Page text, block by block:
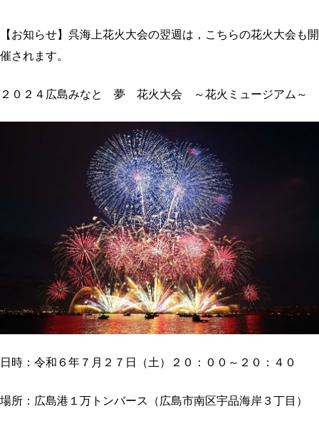
【お知らせ】呉海上花火大会の翌週は，こちらの花火大会も開
催されます。
２０２４広島みなと 夢 花火大会 ～花火ミュージアム～
日時：令和６年７月２７日（土）２０：００～２０：４０
場所：広島港１万トンバース（広島市南区宇品海岸３丁目）